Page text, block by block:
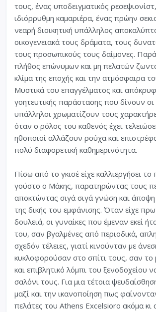
τους, ένας υποδειγματικός
ιδιόρρυθμη καμαριέρα, ένας πρώην
νεαρή διοικητική υπάλληλος
οικογενειακά τους δράματα, τους
τους προσωπικούς τους δαίμονες.
πλήθος επώνυμων και μη πελατών
κλίμα της εποχής και την ατμόσφαιρα
Μυστικά του επαγγέλματος και
γοητευτικής παράστασης που δίνουν οι
υπάλληλοι χρωματίζουν τους
όταν ο ρόλος του καθενός έχει
ηθοποιοί αλλάζουν ρούχα και
πολύ διαφορετική καθημερινότητα.
Πίσω από το γκισέ είχε καλλιεργήσει
γούστο ο Μάκης, παρατηρώντας τους
αποκτώντας σιγά σιγά γνώση και άποψη
της δικής του εμφάνισης. Όταν είχε
δουλειά, οι γυναίκες που έμεναν εκεί
του, σαν βγαλμένες από περιοδικά,
σχεδόν τέλειες, γιατί κινούνταν με
κυκλοφορούσαν στο σπίτι τους, σαν το
και επιβλητικό λόμπι του ξενοδοχείου
σαλόνι τους. Για μια τέτοια
μαζί και την ικανοποίηση πως
πελάτες του Athens Excelsioro ακόμα κι